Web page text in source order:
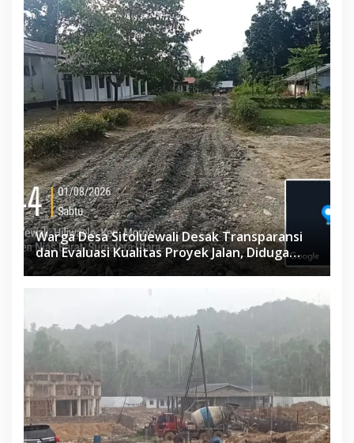
Warga Desa Sitoluewali Desak Transparansi
dan Evaluasi Kualitas Proyek Jalan, Diduga
Minim Informasi